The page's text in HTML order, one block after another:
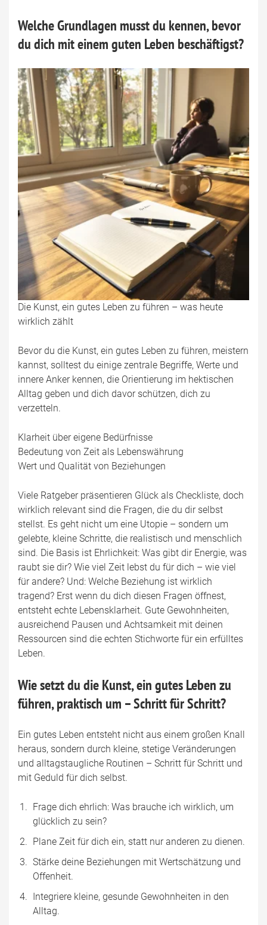
Welche Grundlagen musst du kennen, bevor
du dich mit einem guten Leben beschäftigst?
Die Kunst, ein gutes Leben zu führen – was heute
wirklich zählt
Bevor du die Kunst, ein gutes Leben zu führen, meistern
kannst, solltest du einige zentrale Begriffe, Werte und
innere Anker kennen, die Orientierung im hektischen
Alltag geben und dich davor schützen, dich zu
verzetteln.
Klarheit über eigene Bedürfnisse
Bedeutung von Zeit als Lebenswährung
Wert und Qualität von Beziehungen
Viele Ratgeber präsentieren Glück als Checkliste, doch
wirklich relevant sind die Fragen, die du dir selbst
stellst. Es geht nicht um eine Utopie – sondern um
gelebte, kleine Schritte, die realistisch und menschlich
sind. Die Basis ist Ehrlichkeit: Was gibt dir Energie, was
raubt sie dir? Wie viel Zeit lebst du für dich – wie viel
für andere? Und: Welche Beziehung ist wirklich
tragend? Erst wenn du dich diesen Fragen öffnest,
entsteht echte Lebensklarheit. Gute Gewohnheiten,
ausreichend Pausen und Achtsamkeit mit deinen
Ressourcen sind die echten Stichworte für ein erfülltes
Leben.
Wie setzt du die Kunst, ein gutes Leben zu
führen, praktisch um – Schritt für Schritt?
Ein gutes Leben entsteht nicht aus einem großen Knall
heraus, sondern durch kleine, stetige Veränderungen
und alltagstaugliche Routinen – Schritt für Schritt und
mit Geduld für dich selbst.
Frage dich ehrlich: Was brauche ich wirklich, um
glücklich zu sein?
Plane Zeit für dich ein, statt nur anderen zu dienen.
Stärke deine Beziehungen mit Wertschätzung und
Offenheit.
Integriere kleine, gesunde Gewohnheiten in den
Alltag.